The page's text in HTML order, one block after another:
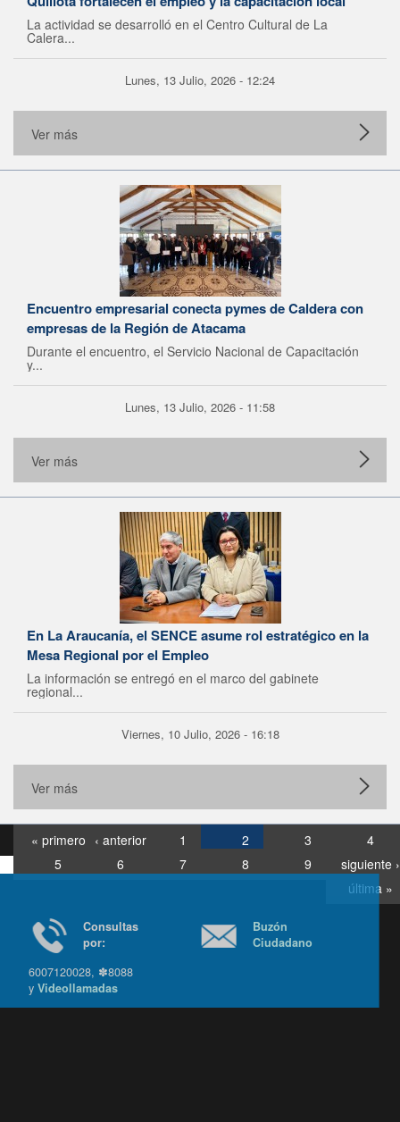
La actividad se desarrolló en el Centro Cultural de La
Calera...
Lunes, 13 Julio, 2026 - 12:24
Ver más
Encuentro empresarial conecta pymes de Caldera con
empresas de la Región de Atacama
Durante el encuentro, el Servicio Nacional de Capacitación
y...
Lunes, 13 Julio, 2026 - 11:58
Ver más
En La Araucanía, el SENCE asume rol estratégico en la
Mesa Regional por el Empleo
La información se entregó en el marco del gabinete
regional...
Viernes, 10 Julio, 2026 - 16:18
Ver más
« primero ‹ anterior 1 2 3
4
5
6 7 8 9
siguiente ›
última »
Consultas
por:
6007120028, ✽8088
yVideollamadas
Buzón
Ciudadano